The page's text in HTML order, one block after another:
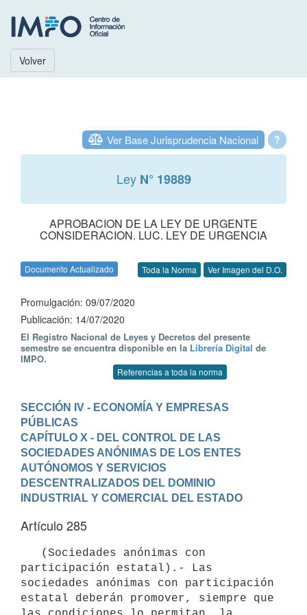
Volver
?
Ver Base Jurisprudencia Nacional
Ley N° 19889
APROBACION DE LA LEY DE URGENTE
CONSIDERACION. LUC. LEY DE URGENCIA
Documento Actualizado Toda la Norma Ver Imagen del D.O.
Promulgación: 09/07/2020
Publicación: 14/07/2020
El Registro Nacional de Leyes y Decretos del presente
semestre se encuentra disponible en la Librería Digital de
IMPO.
Referencias a toda la norma
SECCIÓN IV - ECONOMÍA Y EMPRESAS
PÚBLICAS
CAPÍTULO X - DEL CONTROL DE LAS
SOCIEDADES ANÓNIMAS DE LOS ENTES
AUTÓNOMOS Y SERVICIOS
DESCENTRALIZADOS DEL DOMINIO
INDUSTRIAL Y COMERCIAL DEL ESTADO
Artículo 285
participación estatal).- Las
sociedades anónimas con participación
estatal deberán promover, siempre que